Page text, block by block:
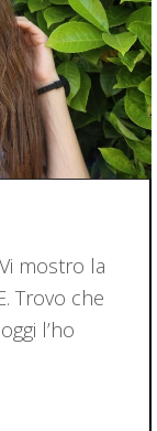
mostro la
Trovo che
l’ho